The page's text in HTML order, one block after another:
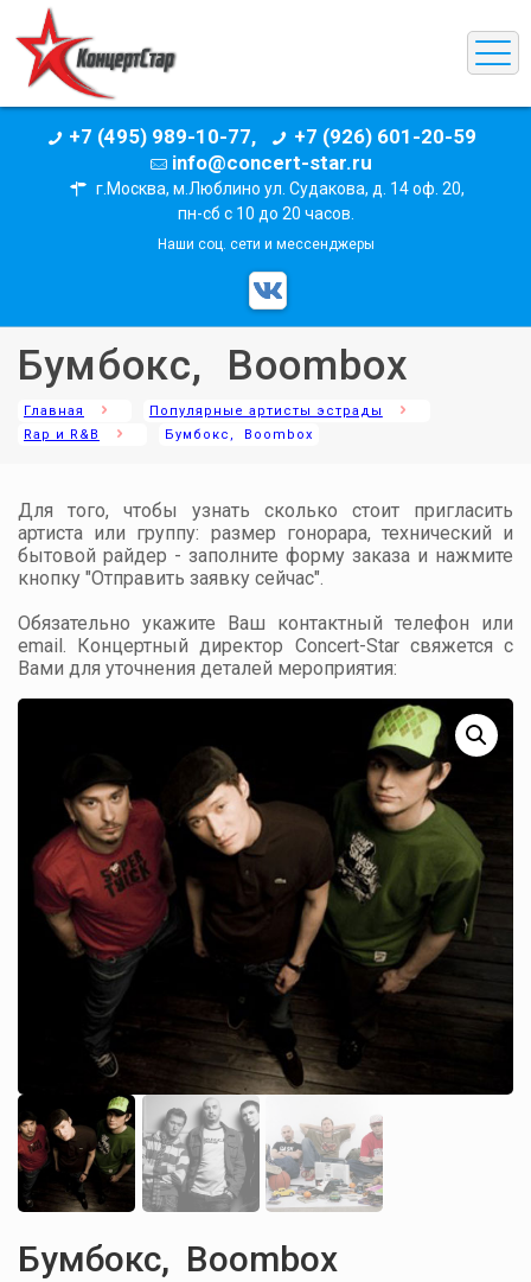
+7 (495) 989-10-77,
+7 (926) 601-20-59
info@concert-star.ru
г.Москва, м.Люблино ул. Судакова, д. 14 оф. 20,
пн-сб с 10 до 20 часов.
Наши соц. сети и мессенджеры
Бумбокс, Boombox
Главная
Популярные артисты эстрады
Rap и R&B
Бумбокс, Boombox
Для того, чтобы узнать сколько стоит пригласить
артиста или группу: размер гонорара, технический и
бытовой райдер - заполните форму заказа и нажмите
кнопку "Отправить заявку сейчас".
Обязательно укажите Ваш контактный телефон или
email. Концертный директор Concert-Star свяжется с
Вами для уточнения деталей мероприятия:
Бумбокс, Boombox